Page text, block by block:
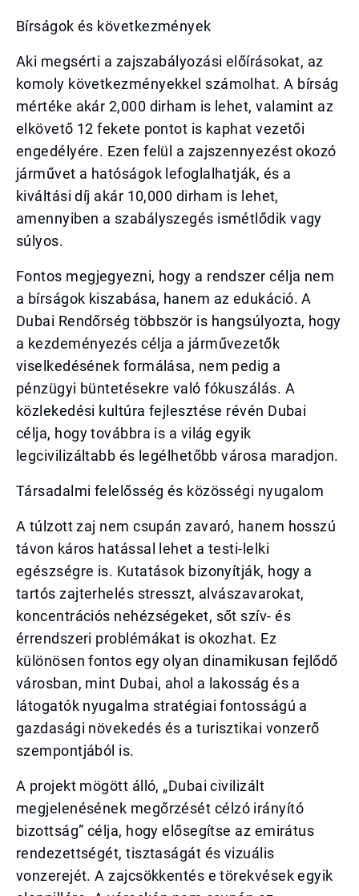
Bírságok és következmények
Aki megsérti a zajszabályozási előírásokat, az
komoly következményekkel számolhat. A bírság
mértéke akár 2,000 dirham is lehet, valamint az
elkövető 12 fekete pontot is kaphat vezetői
engedélyére. Ezen felül a zajszennyezést okozó
járművet a hatóságok lefoglalhatják, és a
kiváltási díj akár 10,000 dirham is lehet,
amennyiben a szabályszegés ismétlődik vagy
súlyos.
Fontos megjegyezni, hogy a rendszer célja nem
a bírságok kiszabása, hanem az edukáció. A
Dubai Rendőrség többször is hangsúlyozta, hogy
a kezdeményezés célja a járművezetők
viselkedésének formálása, nem pedig a
pénzügyi büntetésekre való fókuszálás. A
közlekedési kultúra fejlesztése révén Dubai
célja, hogy továbbra is a világ egyik
legcivilizáltabb és legélhetőbb városa maradjon.
Társadalmi felelősség és közösségi nyugalom
A túlzott zaj nem csupán zavaró, hanem hosszú
távon káros hatással lehet a testi-lelki
egészségre is. Kutatások bizonyítják, hogy a
tartós zajterhelés stresszt, alvászavarokat,
koncentrációs nehézségeket, sőt szív- és
érrendszeri problémákat is okozhat. Ez
különösen fontos egy olyan dinamikusan fejlődő
városban, mint Dubai, ahol a lakosság és a
látogatók nyugalma stratégiai fontosságú a
gazdasági növekedés és a turisztikai vonzerő
szempontjából is.
A projekt mögött álló, „Dubai civilizált
megjelenésének megőrzését célzó irányító
bizottság” célja, hogy elősegítse az emirátus
rendezettségét, tisztaságát és vizuális
vonzerejét. A zajcsökkentés e törekvések egyik